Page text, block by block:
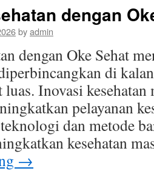
dengan
byadmin
dengan Oke Sehat
di
luas. Inovasi kesehatan
pelayanan
dan metode
kesehatan
→